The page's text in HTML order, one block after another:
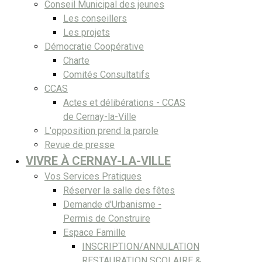
Conseil Municipal des jeunes
Les conseillers
Les projets
Démocratie Coopérative
Charte
Comités Consultatifs
CCAS
Actes et délibérations - CCAS
de Cernay-la-Ville
L'opposition prend la parole
Revue de presse
VIVRE À CERNAY-LA-VILLE
Vos Services Pratiques
Réserver la salle des fêtes
Demande d'Urbanisme -
Permis de Construire
Espace Famille
INSCRIPTION/ANNULATION